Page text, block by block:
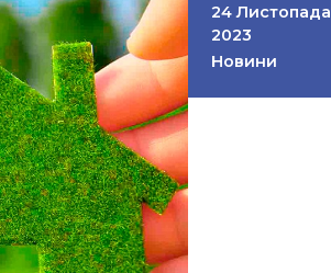
24 Листопада
2023
Новини